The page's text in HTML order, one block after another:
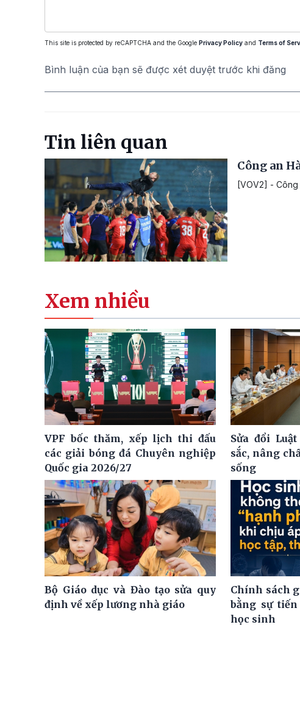
This site is protected by reCAPTCHA and the Google Privacy Policy and Terms of
Bình luận của bạn sẽ được xét duyệt trước khi đăng
Tin liên quan
Công an
[VOV2] -
Xem nhiều
VPF bốc thăm, xếp lịch thi đấu
các giải bóng đá Chuyên nghiệp
Quốc gia 2026/27
Sửa đổi
sắc, nâng
sống
Bộ Giáo dục và Đào tạo sửa quy
định về xếp lương nhà giáo
Chính sách
bằng sự
học sinh